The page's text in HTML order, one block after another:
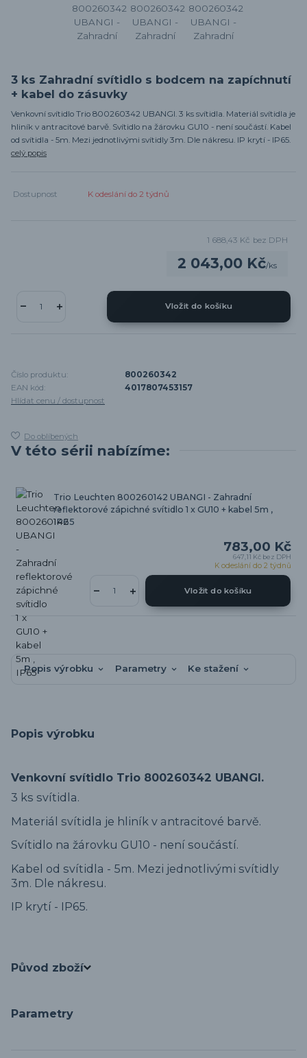
3 ks Zahradní svítidlo s bodcem na zapíchnutí
+ kabel do zásuvky
Venkovní svítidlo Trio 800260342 UBANGI. 3 ks svítidla. Materiál svítidla je
hliník v antracitové barvě. Svítidlo na žárovku GU10 - není součástí. Kabel
od svítidla - 5m. Mezi jednotlivými svítidly 3m. Dle nákresu. IP krytí - IP65.
celý popis
Dostupnost K odeslání do 2 týdnů
2 043,00 Kč/ks
1 688,43 Kč bez DPH
Vložit do košíku
Číslo produktu:
800260342
EAN kód:
4017807453157
Hlídat cenu / dostupnost
Do oblíbených
V této sérii nabízíme:
Trio Leuchten 800260142 UBANGI - Zahradní
reflektorové zápichné svítidlo 1 x GU10 + kabel 5m ,
IP65
783,00 Kč
647,11 Kč bez DPH
K odeslání do 2 týdnů
Vložit do košíku
Popis výrobku Parametry Ke stažení
Popis výrobku
Venkovní svítidlo Trio 800260342 UBANGI.
3 ks svítidla.
Materiál svítidla je hliník v antracitové barvě.
Svítidlo na žárovku GU10 - není součástí.
Kabel od svítidla - 5m. Mezi jednotlivými svítidly
3m. Dle nákresu.
IP krytí - IP65.
Původ zboží
Parametry